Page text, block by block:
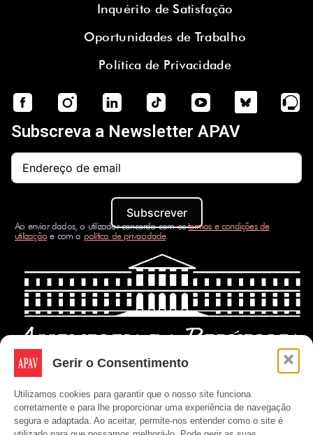
Gerir o Consentimento
Utilizamos cookies para garantir que o nosso site funciona
corretamente e para lhe proporcionar uma experiência de navegação
segura e adaptada. Ao aceitar, permite-nos entender como o site é
Inquérito de Satisfação
Oportunidades de Trabalho
Política de Privacidade
Subscreva a Newsletter APAV
Subscrever
Ao enviar dados, o utilizador concorda com ostermos e condições de
utilizaçãoe com a política de privacidade.